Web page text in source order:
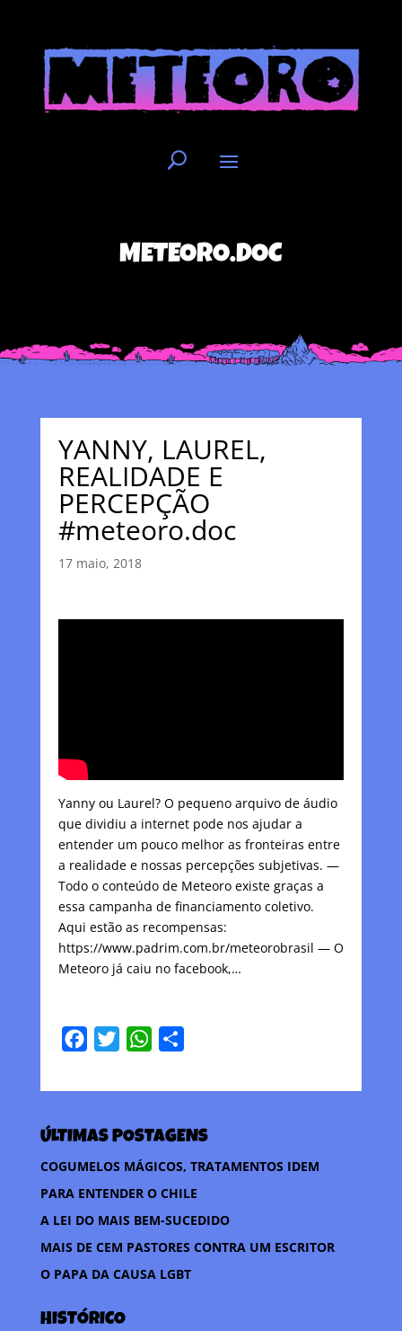
METEORO.DOC
YANNY, LAUREL,
REALIDADE E
PERCEPÇÃO
#meteoro.doc
17 maio, 2018
Yanny ou Laurel? O pequeno arquivo de áudio
que dividiu a internet pode nos ajudar a
entender um pouco melhor as fronteiras entre
a realidade e nossas percepções subjetivas. —
Todo o conteúdo de Meteoro existe graças a
essa campanha de financiamento coletivo.
Aqui estão as recompensas:
https://www.padrim.com.br/meteorobrasil — O
Meteoro já caiu no facebook,…
c
b
o
o
k
i
t
e
r
W
a
s
A
p
p
m
a
r
t
i
l
h
ÚLTIMAS POSTAGENS
COGUMELOS MÁGICOS, TRATAMENTOS IDEM
PARA ENTENDER O CHILE
A LEI DO MAIS BEM-SUCEDIDO
MAIS DE CEM PASTORES CONTRA UM ESCRITOR
O PAPA DA CAUSA LGBT
HISTÓRICO